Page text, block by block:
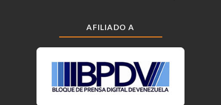
AFILIADO A